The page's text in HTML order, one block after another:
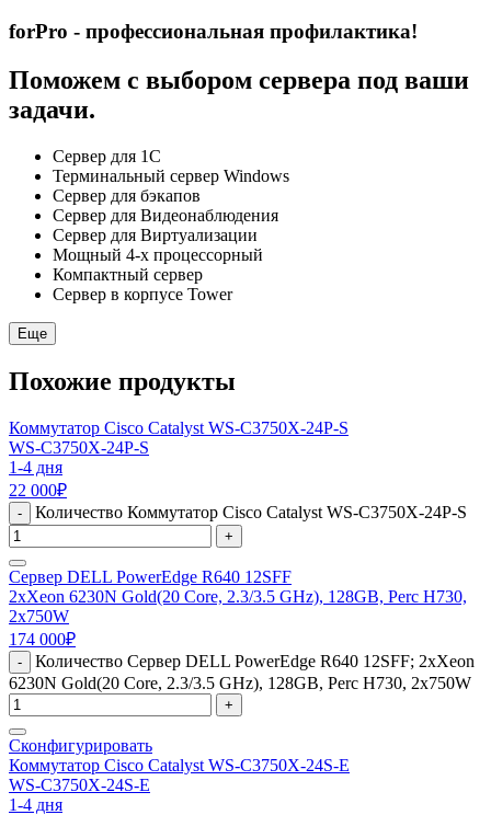
forPro - профессиональная профилактика!
Поможем с выбором сервера под ваши
задачи.
Сервер для 1С
Терминальный сервер Windows
Сервер для бэкапов
Сервер для Видеонаблюдения
Сервер для Виртуализации
Мощный 4-х процессорный
Компактный сервер
Сервер в корпусе Tower
Еще
Похожие продукты
Коммутатор Cisco Catalyst WS-C3750X-24P-S
WS-C3750X-24P-S
1-4 дня
22 000₽
- Количество Коммутатор Cisco Catalyst WS-C3750X-24P-S
+
Сервер DELL PowerEdge R640 12SFF
2xXeon 6230N Gold(20 Core, 2.3/3.5 GHz), 128GB, Perc H730,
2x750W
174 000₽
-
Количество Сервер DELL PowerEdge R640 12SFF; 2xXeon
6230N Gold(20 Core, 2.3/3.5 GHz), 128GB, Perc H730, 2x750W
+
Сконфигурировать
Коммутатор Cisco Catalyst WS-C3750X-24S-E
WS-C3750X-24S-E
1-4 дня